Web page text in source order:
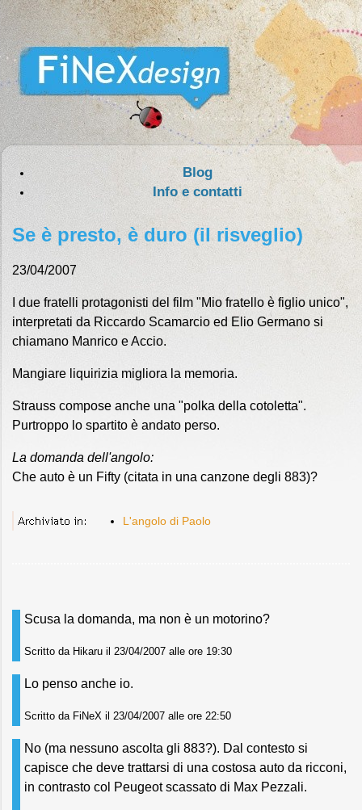
Blog
Info e contatti
Se è presto, è duro (il risveglio)
23/04/2007
I due fratelli protagonisti del film "Mio fratello è figlio unico",
interpretati da Riccardo Scamarcio ed Elio Germano si
chiamano Manrico e Accio.
Mangiare liquirizia migliora la memoria.
Strauss compose anche una "polka della cotoletta".
Purtroppo lo spartito è andato perso.
La domanda dell'angolo:
Che auto è un Fifty (citata in una canzone degli 883)?
L'angolo di Paolo
Scusa la domanda, ma non è un motorino?
Scritto da Hikaru il 23/04/2007 alle ore 19:30
Lo penso anche io.
Scritto da FiNeX il 23/04/2007 alle ore 22:50
No (ma nessuno ascolta gli 883?). Dal contesto si
capisce che deve trattarsi di una costosa auto da ricconi,
in contrasto col Peugeot scassato di Max Pezzali.